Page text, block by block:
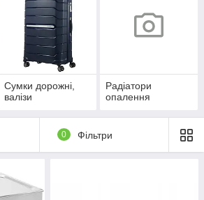
Сумки дорожні,
валізи
Радіатори
опалення
0 Фільтри